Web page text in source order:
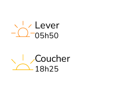
Lever
05h50
Coucher
18h25